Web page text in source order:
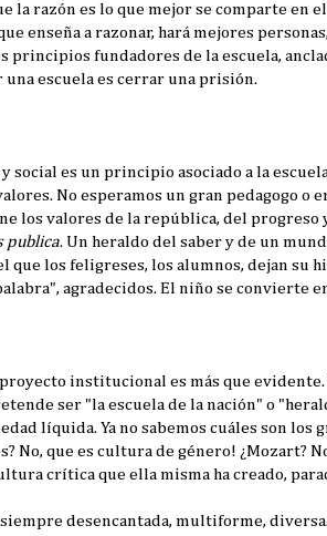
la razón es lo que mejor se comparte en
enseña a razonar, hará mejores
principios fundadores de la escuela,
escuela es cerrar una prisión.
social es un principio asociado a la
No esperamos un gran pedagogo o
los valores de la república, del
publica. Un heraldo del saber y de un
que los feligreses, los alumnos, dejan su
agradecidos. El niño se convierte
institucional es más que
ser "la escuela de la nación" o
líquida. Ya no sabemos cuáles son
No, que es cultura de género! ¿Mozart?
crítica que ella misma ha creado,
desencantada, multiforme,